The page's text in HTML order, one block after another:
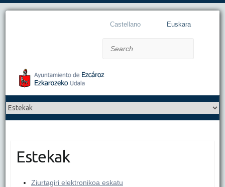
Castellano Euskara
Estekak
Ziurtagiri elektronikoa eskatu